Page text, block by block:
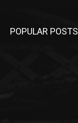
POPULAR POSTS